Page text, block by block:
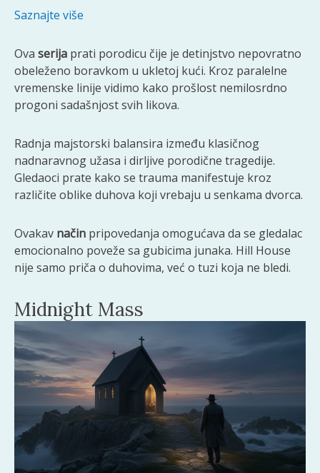
Saznajte više
Ova serija prati porodicu čije je detinjstvo nepovratno
obeleženo boravkom u ukletoj kući. Kroz paralelne
vremenske linije vidimo kako prošlost nemilosrdno
progoni sadašnjost svih likova.
Radnja majstorski balansira između klasičnog
nadnaravnog užasa i dirljive porodične tragedije.
Gledaoci prate kako se trauma manifestuje kroz
različite oblike duhova koji vrebaju u senkama dvorca.
Ovakav način pripovedanja omogućava da se gledalac
emocionalno poveže sa gubicima junaka. Hill House
nije samo priča o duhovima, već o tuzi koja ne bledi.
Midnight Mass